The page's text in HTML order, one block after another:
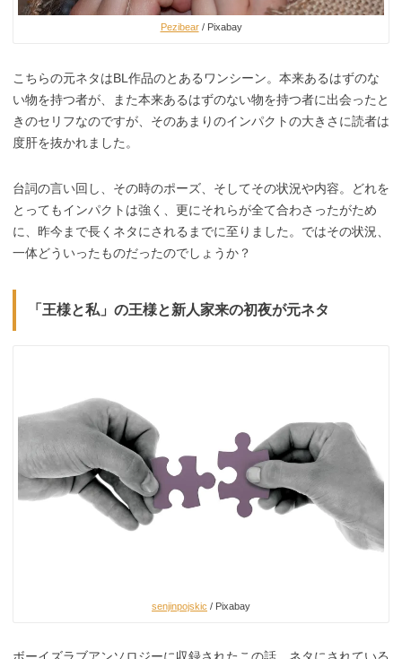
Pezibear/ Pixabay
こちらの元ネタはBL作品のとあるワンシーン。本来あるはずのな
い物を持つ者が、また本来あるはずのない物を持つ者に出会ったと
きのセリフなのですが、そのあまりのインパクトの大きさに読者は
度肝を抜かれました。
台詞の言い回し、その時のポーズ、そしてその状況や内容。どれを
とってもインパクトは強く、更にそれらが全て合わさったがため
に、昨今まで長くネタにされるまでに至りました。ではその状況、
一体どういったものだったのでしょうか？
「王様と私」の王様と新人家来の初夜が元ネタ
senjinpojskic / Pixabay